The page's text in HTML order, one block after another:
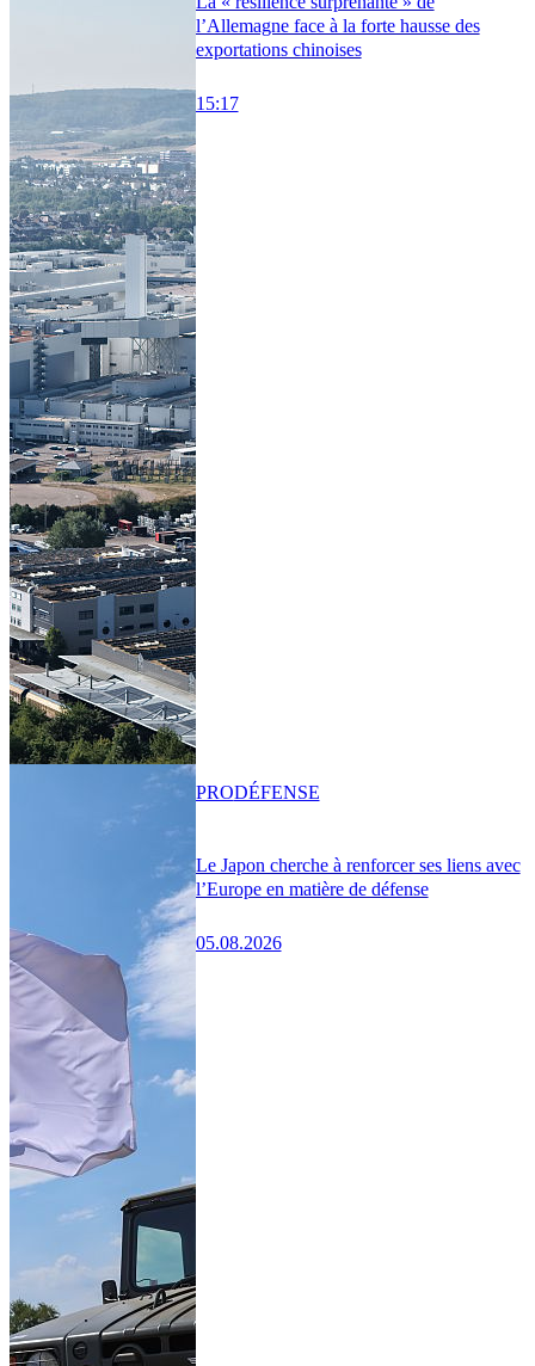
l’Allemagne face à la forte hausse des
exportations chinoises
15:17
Le Japon cherche à renforcer ses liens avec
l’Europe en matière de défense
05.08.2026
PRODÉFENSE